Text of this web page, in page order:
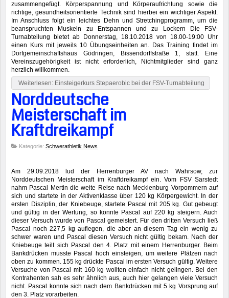
zusammengefügt. Körperspannung und Körperaufrichtung sowie die
richtige, gesundheitsorientierte Technik sind hierbei ein wichtiger Aspekt.
Im Anschluss folgt ein leichtes Dehn und Stretchingprogramm, um die
beanspruchten Muskeln zu Entspannen und zu Lockern Die FSV-
Turnabteilung bietet ab Donnerstag, 18.10.2018 von 18.00-19:00 Uhr
einen Kurs mit jeweils 10 Übungseinheiten an. Das Training findet im
Dorfgemeinschaftshaus Gödringen, Bissendorffstraße 1, statt. Eine
Vereinszugehörigkeit ist nicht erforderlich, Nichtmitglieder sind ganz
herzlich willkommen.
Weiterlesen: Einsteigerkurs Stepaerobic bei der FSV-Turnabteilung
Norddeutsche
Meisterschaft im
Kraftdreikampf
Kategorie: Schwerathletik News
Am 29.09.2018 lud der Herrenburger AV nach Wahrsow, zur
Norddeutschen Meisterschaft im Kraftdreikampf ein. Vom FSV Sarstedt
nahm Pascal Mertin die weite Reise nach Mecklenburg Vorpommern auf
sich und startete in der Aktivenklasse über 120 kg Körpergewicht. In der
ersten Disziplin, der Kniebeuge, startete Pascal mit 205 kg. Gut gebeugt
und gültig in der Wertung, so konnte Pascal auf 220 kg steigern. Auch
dieser Versuch wurde von Pascal gemeistert. Für den dritten Versuch ließ
Pascal noch 227,5 kg auflegen, die aber an diesem Tag ein wenig zu
schwer waren und Pascal diesen Versuch nicht gültig bekam. Nach der
Kniebeuge teilt sich Pascal den 4. Platz mit einem Herrenburger. Beim
Bankdrücken musste Pascal hoch einsteigen, um weitere Plätzen nach
oben zu kommen. 155 kg drückte Pascal im ersten Versuch gültig. Weitere
Versuche von Pascal mit 160 kg wollten einfach nicht gelingen. Bei den
Kontrahenten sah es sehr ähnlich aus, auch hier gelangen viele Versuch
nicht. Pascal konnte sich nach dem Bankdrücken mit 5 kg Vorsprung auf
den 3. Platz vorarbeiten.